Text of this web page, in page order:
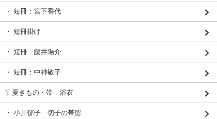
・ 短冊：宮下香代
・ 短冊掛け
・ 短冊 藤井陽介
・ 短冊：中神敬子
🀧 夏きもの・帯 浴衣
・ 小川郁子 切子の帯留